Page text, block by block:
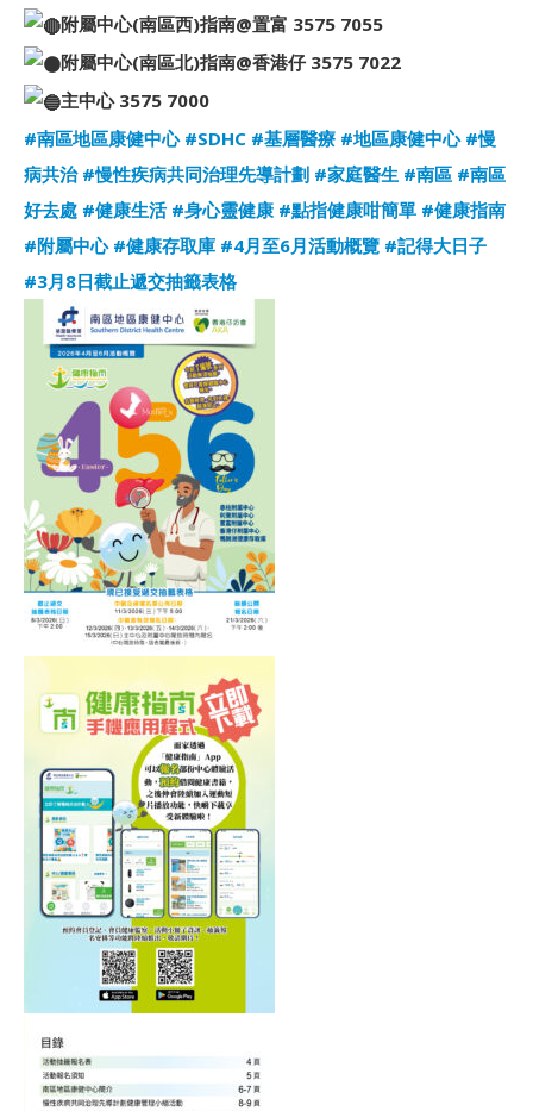
附屬中心(南區西)指南@置富 3575 7055
附屬中心(南區北)指南@香港仔 3575 7022
主中心 3575 7000
#南區地區康健中心 #SDHC #基層醫療 #地區康健中心 #慢
病共治 #慢性疾病共同治理先導計劃 #家庭醫生 #南區 #南區
好去處 #健康生活 #身心靈健康 #點指健康咁簡單 #健康指南
#附屬中心 #健康存取庫 #4月至6月活動概覽 #記得大日子
#3月8日截止遞交抽籤表格